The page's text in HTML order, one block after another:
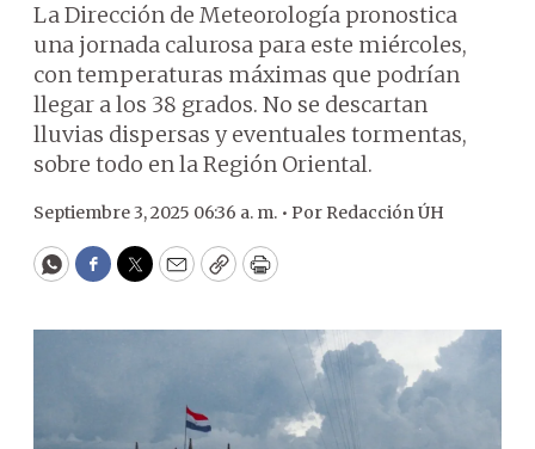
La Dirección de Meteorología pronostica
una jornada calurosa para este miércoles,
con temperaturas máximas que podrían
llegar a los 38 grados. No se descartan
lluvias dispersas y eventuales tormentas,
sobre todo en la Región Oriental.
Septiembre 3, 2025 06:36 a. m. • Por Redacción ÚH
WhatsApp
Facebook
Twitter
EmailCopyPrint